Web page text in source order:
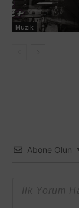
Müzik
Abone Olun